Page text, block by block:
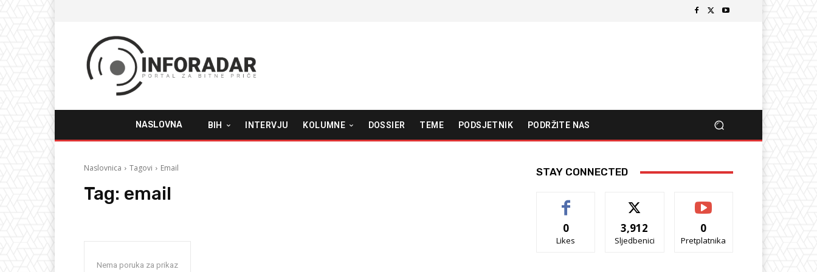
NASLOVNA BIH INTERVJU KOLUMNE DOSSIER TEME PODSJETNIK PODRŽITE NAS
Naslovnica Tagovi Email
Tag: email
Nema poruka za prikaz
STAY CONNECTED
0
Likes
3,912
Sljedbenici
0
Pretplatnika